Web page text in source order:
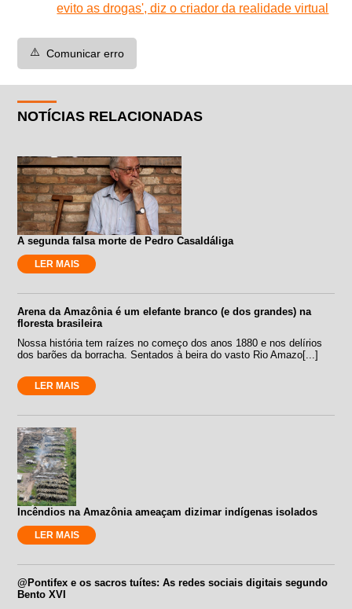
evito as drogas', diz o criador da realidade virtual
⚠️ Comunicar erro
NOTÍCIAS RELACIONADAS
A segunda falsa morte de Pedro Casaldáliga
LER MAIS
Arena da Amazônia é um elefante branco (e dos grandes) na
floresta brasileira
Nossa história tem raízes no começo dos anos 1880 e nos delírios
dos barões da borracha. Sentados à beira do vasto Rio Amazo[...]
LER MAIS
Incêndios na Amazônia ameaçam dizimar indígenas isolados
LER MAIS
@Pontifex e os sacros tuítes: As redes sociais digitais segundo
Bento XVI